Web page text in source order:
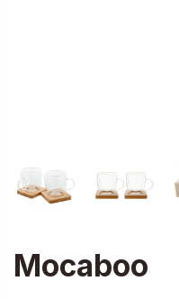
Mocaboo